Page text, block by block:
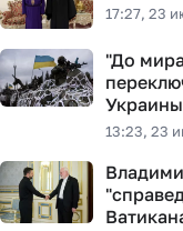
17:27, 23
"До
13:23, 23